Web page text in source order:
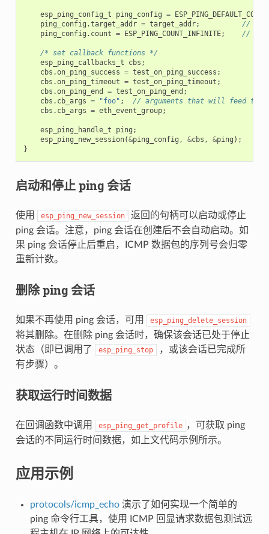
esp_ping_config_t ping_config =
ping_config .target_addr = target_addr;
//
ping_config . count = ESP_PING_COUNT_INFINITE; //
/* set callback functions */
esp_ping_callbacks_t
cbs ;
cbs .on_ping_success = test_on_ping_success ;
cbs .on_ping_timeout = test_on_ping_timeout ;
cbs .on_ping_end = test_on_ping_end ;
cbs . cb_args = "foo" ;
// arguments that will feed to
cbs . cb_args = eth_event_group;
esp_ping_handle_t ping ;
esp_ping_new_session(&ping_config , &cbs , &ping );
}
启动和停止 ping 会话
使用 esp_ping_new_session
返回的句柄可以启动或停止
ping 会话。注意，ping 会话在创建后不会自动启动。如
果 ping 会话停止后重启，ICMP 数据包的序列号会归零
重新计数。
删除 ping 会话
如果不再使用 ping 会话，可用 esp_ping_delete_session
将其删除。在删除 ping 会话时，确保该会话已处于停止
状态（即已调用了
esp_ping_stop
，或该会话已完成所
有步骤）。
获取运行时间数据
在回调函数中调用 esp_ping_get_profile ，可获取 ping
会话的不同运行时间数据，如上文代码示例所示。
应用示例
protocols/icmp_echo演示了如何实现一个简单的
ping 命令行工具，使用 ICMP 回显请求数据包测试远